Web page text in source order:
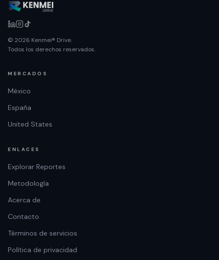
© 2026 Kenmei® Drive.
Todos los derechos reservados.
MERCADOS
México
España
United States
ENLACES
Explorar Reportes
Metodología
Acerca de
Contacto
Términos de servicios
Política de privacidad